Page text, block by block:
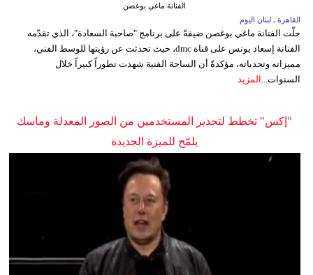
الفنانة ماغي بوغصن
القاهرة ـ لبنان اليوم
حلّت الفنانة ماغي بوغصن ضيفةً على برنامج "صاحبة السعادة"، الذي تقدّمه
الفنانة إسعاد يونس على قناة dmc، حيث تحدثت عن رؤيتها للوسط الفني،
مميزاته وتحدياته، مؤكدةً أن الساحة الفنية شهدت تطوراً كبيراً خلال
السنوات...
المزيد
"إكس" تخطط لتحذير المستخدمين من الصور المعدلة وماسك
يلمّح للميزة الجديدة